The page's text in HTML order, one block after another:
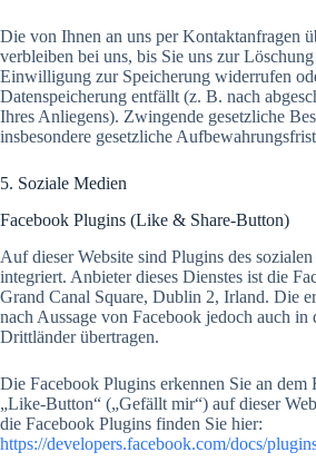
Die von Ihnen an uns per Kontaktanfragen
verbleiben bei uns, bis Sie uns zur
Einwilligung zur Speicherung widerrufen
Datenspeicherung entfällt (z. B. nach
Ihres Anliegens). Zwingende gesetzliche
insbesondere gesetzliche
5. Soziale Medien
Facebook Plugins (Like & Share-Button)
Auf dieser Website sind Plugins des
integriert. Anbieter dieses Dienstes ist die
Grand Canal Square, Dublin 2, Irland. Die
nach Aussage von Facebook jedoch auch
Drittländer übertragen.
Die Facebook Plugins erkennen Sie an dem
„Like-Button“ („Gefällt mir“) auf dieser
die Facebook Plugins finden Sie hier:
https://developers.facebook.com/docs/